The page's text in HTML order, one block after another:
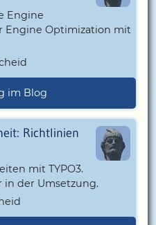
Engine
Engine Optimization mit
im Blog
Richtlinien
mit TYPO3.
der Umsetzung.